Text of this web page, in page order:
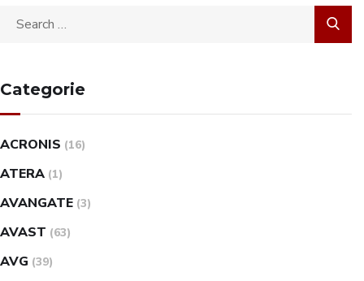
Categorie
ACRONIS (16)
ATERA (1)
AVANGATE (3)
AVAST (63)
AVG (39)